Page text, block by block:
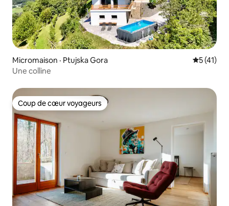
Micromaison · Ptujska Gora Note
5 (41)
Une colline
Coup de cœur voyageurs
Coup de cœur voyageurs